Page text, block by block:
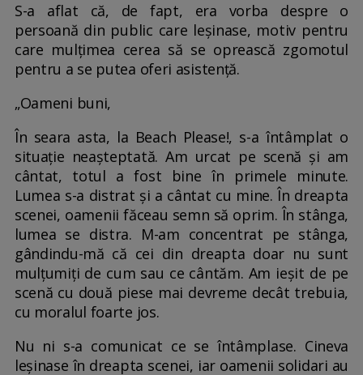
S-a aflat că, de fapt, era vorba despre o
persoană din public care leșinase, motiv pentru
care mulțimea cerea să se oprească zgomotul
pentru a se putea oferi asistență.
„Oameni buni,
În seara asta, la Beach Please!, s-a întâmplat o
situație neașteptată. Am urcat pe scenă și am
cântat, totul a fost bine în primele minute.
Lumea s-a distrat și a cântat cu mine. În dreapta
scenei, oamenii făceau semn să oprim. În stânga,
lumea se distra. M-am concentrat pe stânga,
gândindu-mă că cei din dreapta doar nu sunt
mulțumiți de cum sau ce cântăm. Am ieșit de pe
scenă cu două piese mai devreme decât trebuia,
cu moralul foarte jos.
Nu ni s-a comunicat ce se întâmplase. Cineva
leșinase în dreapta scenei, iar oamenii solidari au